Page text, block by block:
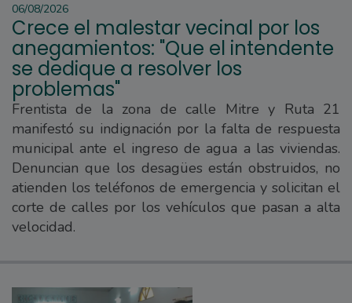
06/08/2026
Crece el malestar vecinal por los
anegamientos: "Que el intendente
se dedique a resolver los
problemas"
Frentista de la zona de calle Mitre y Ruta 21
manifestó su indignación por la falta de respuesta
municipal ante el ingreso de agua a las viviendas.
Denuncian que los desagües están obstruidos, no
atienden los teléfonos de emergencia y solicitan el
corte de calles por los vehículos que pasan a alta
velocidad.